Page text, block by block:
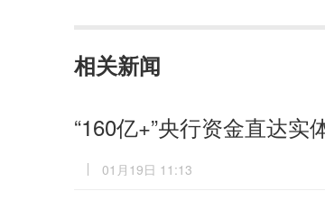
相关新闻
“160亿+”央行资金直达
01月19日 11:13